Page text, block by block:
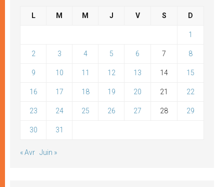
L M M J V S D
1
2 3 4 5 6 7 8
9 10 11 12 13 14 15
16 17 18 19 20 21 22
23 24 25 26 27 28 29
30 31
« Avr Juin »